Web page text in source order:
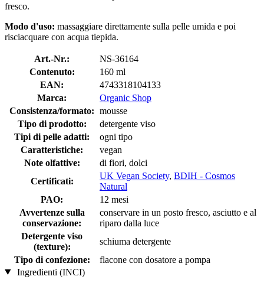
fresco.
Modo d'uso: massaggiare direttamente sulla pelle umida e poi
risciacquare con acqua tiepida.
Art.-Nr.:
NS-36164
Contenuto:
160 ml
EAN:
4743318104133
Marca:
Organic Shop
Consistenza/formato: mousse
Tipo di prodotto:
detergente viso
Tipi di pelle adatti:
ogni tipo
Caratteristiche:
vegan
Note olfattive:
di fiori, dolci
Certificati:
UK Vegan Society, BDIH - Cosmos
Natural
PAO:
12 mesi
Avvertenze sulla
conservazione:
conservare in un posto fresco, asciutto e al
riparo dalla luce
Detergente viso
(texture):
schiuma detergente
Tipo di confezione:
flacone con dosatore a pompa
Ingredienti (INCI)